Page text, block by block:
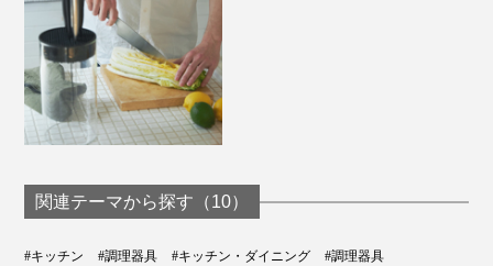
食材にスッとナイフが入る気持ちよさ、きれいに切れる
喜びを、あなたの手で確かめてみてください。いつのま
にか、料理が癒しの時間に変わるかもしれません。
関連テーマから探す（10）
#キッチン #調理器具 #キッチン・ダイニング
#調理器具